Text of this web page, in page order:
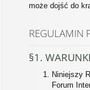
może dojść do
REGULAMIN
§1.
Niniejszy
Forum